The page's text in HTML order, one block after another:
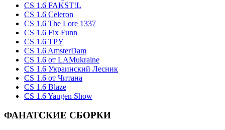
CS 1.6 FAKST!L
CS 1.6 Celeron
CS 1.6 The Lore 1337
CS 1.6 Fix Funn
CS 1.6 ТРУ
CS 1.6 AmsterDam
CS 1.6 от LAMukraine
CS 1.6 Украинский Лесник
CS 1.6 от Читана
CS 1.6 Blaze
CS 1.6 Yaugen Show
ФАНАТСКИЕ СБОРКИ